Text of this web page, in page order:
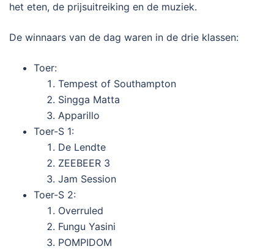
het eten, de prijsuitreiking en de muziek.
De winnaars van de dag waren in de drie klassen:
Toer:
Tempest of Southampton
Singga Matta
Apparillo
Toer-S 1:
De Lendte
ZEEBEER 3
Jam Session
Toer-S 2:
Overruled
Fungu Yasini
POMPIDOM